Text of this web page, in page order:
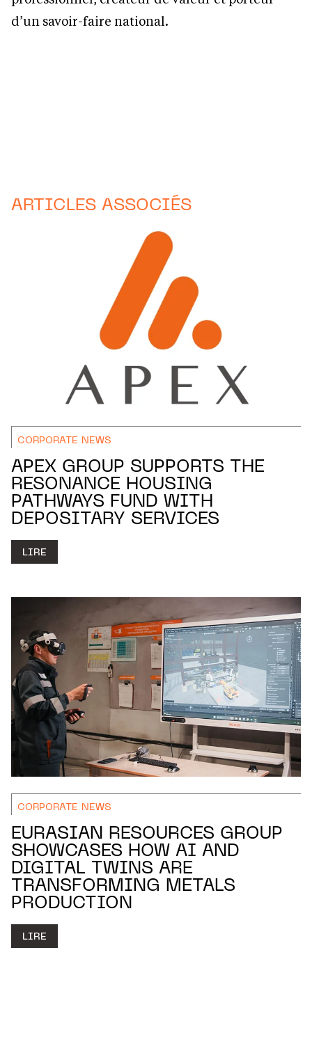
d’un savoir-faire national.
ARTICLES ASSOCIÉS
CORPORATE NEWS
APEX GROUP SUPPORTS THE
RESONANCE HOUSING
PATHWAYS FUND WITH
DEPOSITARY SERVICES
LIRE
CORPORATE NEWS
EURASIAN RESOURCES GROUP
SHOWCASES HOW AI AND
DIGITAL TWINS ARE
TRANSFORMING METALS
PRODUCTION
LIRE